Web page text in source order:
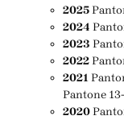
2025
2024
2023
2022
2021
Pantone
2020